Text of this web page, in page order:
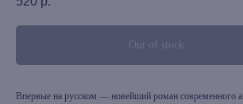
Out of stock
Впервые на русском — новейший роман современного